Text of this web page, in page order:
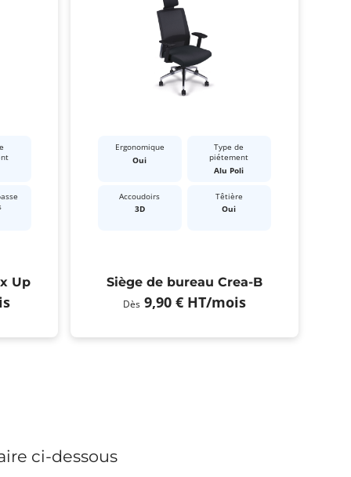
Up
Ergonomique
Oui
Type de
piétement
Alu Poli
Accoudoirs
3D
Têtière
Oui
Siège de bureau Crea-B
Dès 9,90 € HT/mois
ci-dessous